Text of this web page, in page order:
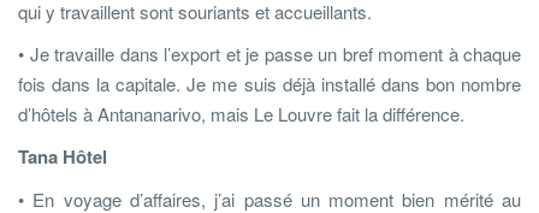
qui y travaillent sont souriants et accueillants.
• Je travaille dans l’export et je passe un bref moment à chaque
fois dans la capitale. Je me suis déjà installé dans bon nombre
d’hôtels à Antananarivo, mais Le Louvre fait la différence.
Tana Hôtel
• En voyage d’affaires, j’ai passé un moment bien mérité au